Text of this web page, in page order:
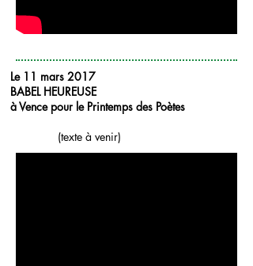
Le 11 mars 2017
BABEL HEUREUSE
à Vence pour le Printemps des Poètes
(texte à venir)